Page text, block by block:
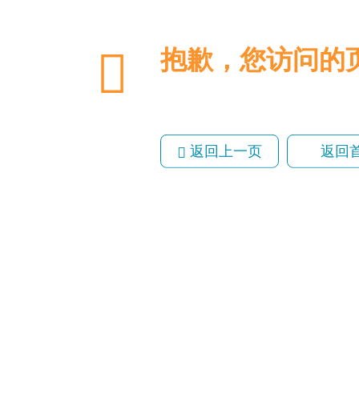
抱歉，您访问
返回上一页 返回